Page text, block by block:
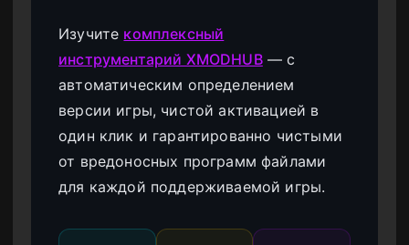
Изучите комплексный
инструментарий XMODHUB— с
автоматическим определением
версии игры, чистой активацией в
один клик и гарантированно чистыми
от вредоносных программ файлами
для каждой поддерживаемой игры.